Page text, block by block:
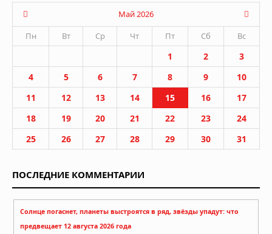
Май 2026
Пн
Вт Ср Чт Пт Сб Вс
1 2
3
4
5 6 7 8 9
10
11
12 13 14 15 16
17
18
19 20 21 22 23
24
25
26 27 28 29 30 31
ПОСЛЕДНИЕ КОММЕНТАРИИ
Солнце погаснет, планеты выстроятся в ряд, звёзды упадут: что
предвещает 12 августа 2026 года